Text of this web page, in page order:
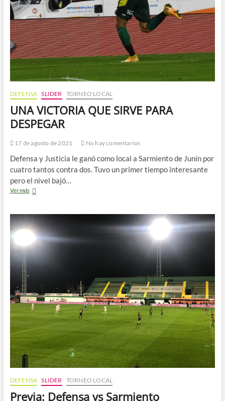
DEFENSA SLIDER TORNEO LOCAL
UNA VICTORIA QUE SIRVE PARA
DESPEGAR
17 de agosto de 2021 No hay comentarios
Defensa y Justicia le ganó como local a Sarmiento de Junín por
cuatro tantos contra dos. Tuvo un primer tiempo interesante
pero el nivel bajó…
Ver másUNA
SIRVE
PARA
DESPEGAR
DEFENSA SLIDER TORNEO LOCAL
Previa: Defensa vs Sarmiento